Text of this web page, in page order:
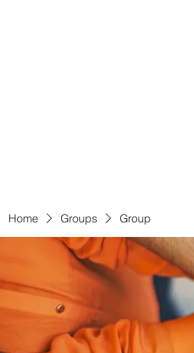
Home Groups Group